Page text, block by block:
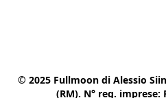
© 2025 Fullmoon di Alessio
(RM). N° reg. imprese: